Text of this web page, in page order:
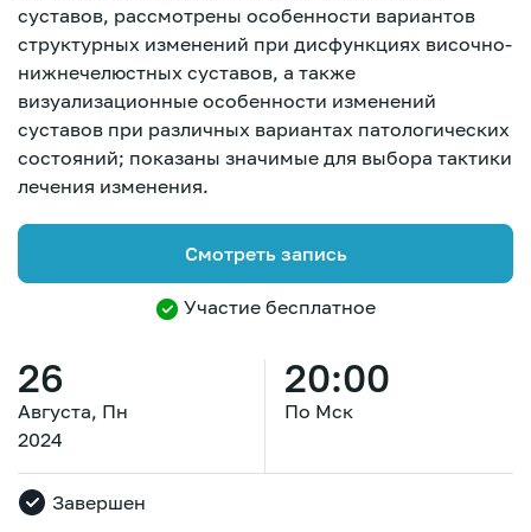
Зарегистрироваться
26
Августа, Пн
2024
20:00
По Мск
Завершен
суставов, рассмотрены особенности вариантов
структурных изменений при дисфункциях височно-
нижнечелюстных суставов, а также
визуализационные особенности изменений
суставов при различных вариантах патологических
состояний; показаны значимые для выбора тактики
лечения изменения.
Смотреть запись
Участие бесплатное